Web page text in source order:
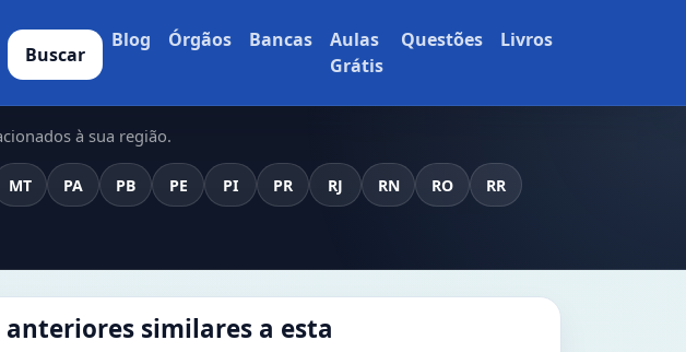
Buscar
Blog Órgãos Bancas
Aulas
Grátis
Questões Livros
à sua região.
MT PA PB PE PI PR RJ RN RO RR
anteriores similares a esta